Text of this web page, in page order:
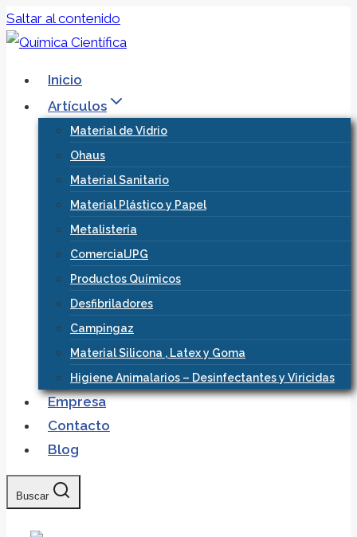
Saltar al contenido
Inicio
Artículos
Material de Vidrio
Ohaus
Material Sanitario
Material Plástico y Papel
Metalistería
ComercialJPG
Productos Químicos
Desfibriladores
Campingaz
Material Silicona , Latex y Goma
Higiene Animalarios – Desinfectantes y Viricidas
Empresa
Contacto
Blog
Buscar